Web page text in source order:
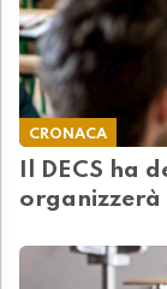
CRONACA
Il DECS ha
organizzerà